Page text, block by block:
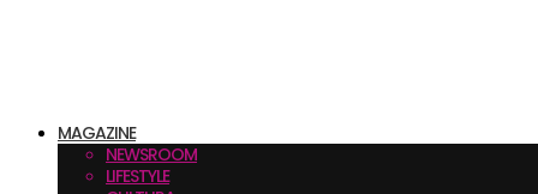
MAGAZINE
NEWSROOM
LIFESTYLE